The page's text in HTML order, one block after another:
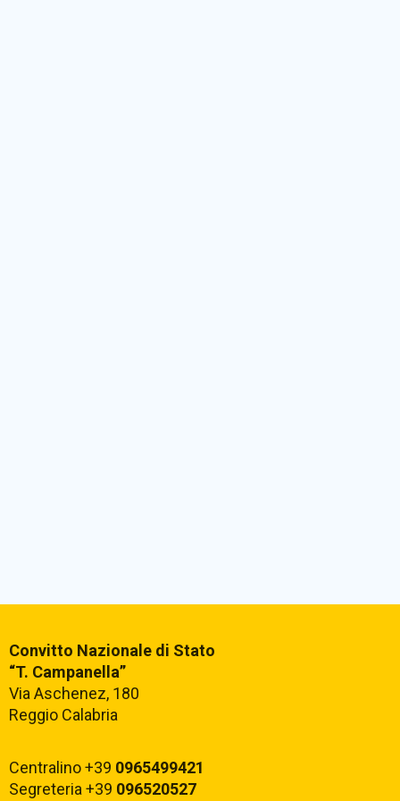
Convitto Nazionale di Stato
“T. Campanella”
Via Aschenez, 180
Reggio Calabria
Centralino +39 0965499421
Segreteria +39 096520527